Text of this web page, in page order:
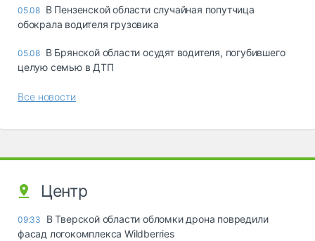
05.08 В Пензенской области случайная попутчица
обокрала водителя грузовика
05.08 В Брянской области осудят водителя, погубившего
целую семью в ДТП
Все новости
Центр
09:33
В Тверской области обломки дрона повредили
фасад логокомплекса Wildberries